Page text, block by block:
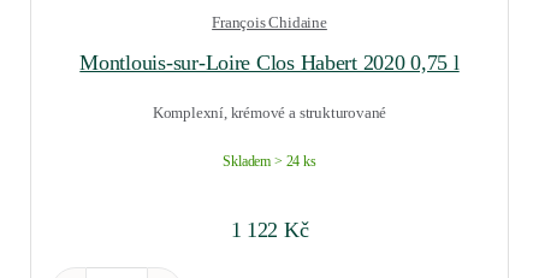
François Chidaine
Montlouis-sur-Loire Clos Habert 2020 0,75 l
Komplexní, krémové a strukturované
Skladem > 24 ks
1 122 Kč